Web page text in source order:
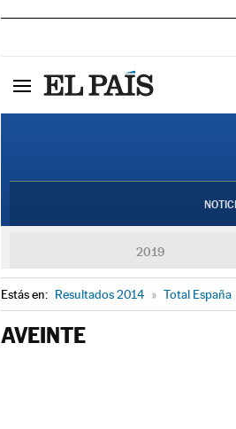
2019
Estás en: Resultados 2014 » Total España
AVEINTE